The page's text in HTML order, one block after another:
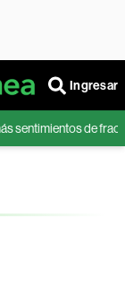
Ingresar
de fracaso,